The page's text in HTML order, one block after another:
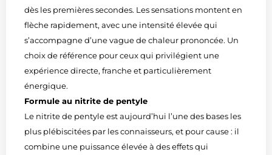
dès les premières secondes. Les sensations montent en
flèche rapidement, avec une intensité élevée qui
s’accompagne d’une vague de chaleur prononcée. Un
choix de référence pour ceux qui privilégient une
expérience directe, franche et particulièrement
énergique.
Formule au nitrite de pentyle
Le nitrite de pentyle est aujourd’hui l’une des bases les
plus plébiscitées par les connaisseurs, et pour cause : il
combine une puissance élevée à des effets qui